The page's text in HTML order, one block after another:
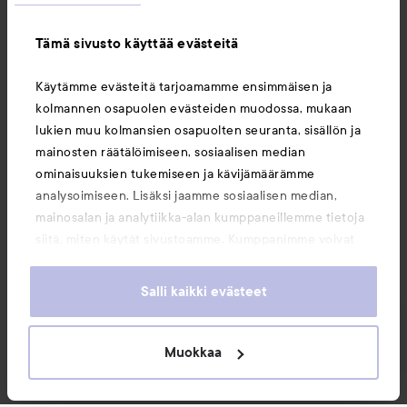
Tämä sivusto käyttää evästeitä
Käytämme evästeitä tarjoamamme ensimmäisen ja
kolmannen osapuolen evästeiden muodossa, mukaan
lukien muu kolmansien osapuolten seuranta, sisällön ja
mainosten räätälöimiseen, sosiaalisen median
ominaisuuksien tukemiseen ja kävijämäärämme
analysoimiseen. Lisäksi jaamme sosiaalisen median,
mainosalan ja analytiikka-alan kumppaneillemme tietoja
heille tai joita on kerätty, kun olet käyttänyt heidän
evästeiden käytön.
Salli kaikki evästeet
Muokkaa
Saattaisit myös tykätä
Copyright 2026